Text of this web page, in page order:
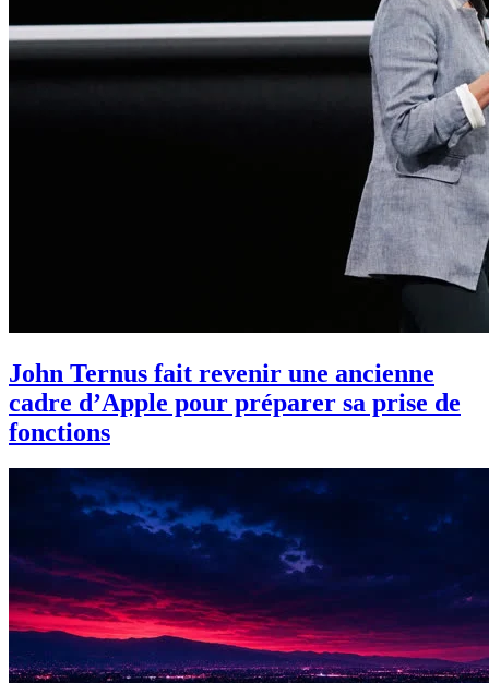
John Ternus fait revenir une ancienne
cadre d’Apple pour préparer sa prise de
fonctions